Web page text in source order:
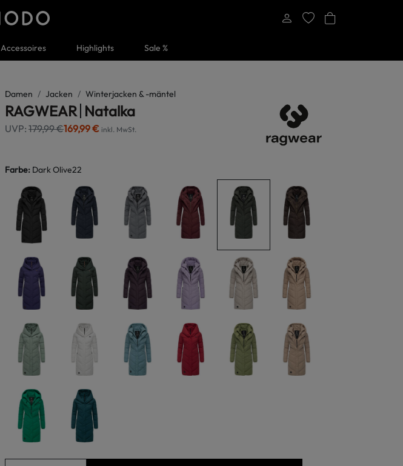
Accessoires Highlights Sale %
Damen Jacken Winterjacken & -mäntel
RAGWEAR Natalka
UVP: 179,99 €169,99 € inkl. MwSt.
Farbe: Dark Olive22